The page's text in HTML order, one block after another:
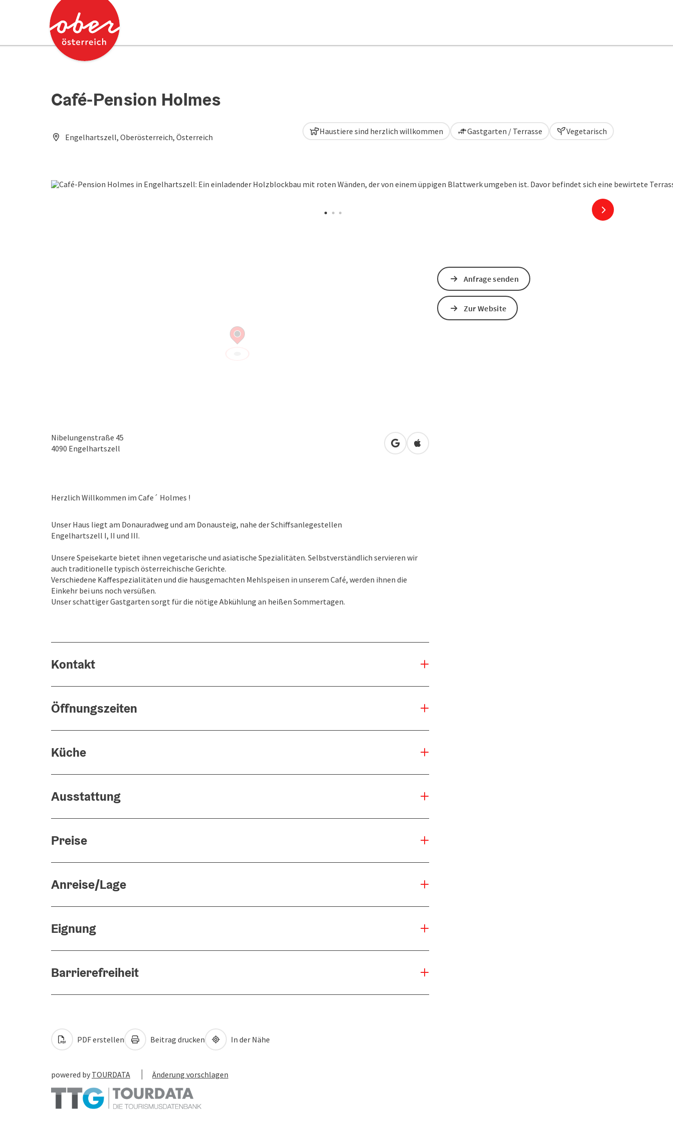
Zum Inhalt
Zum Seitenanfang Accesskey
Café-Pension Holmes
Engelhartszell, Oberösterreich, Österreich
nächstes Element
Haustiere sind herzlich willkommen Gastgarten / Terrasse Vegetarisch
Nibelungenstraße 45
4090 Engelhartszell in Google Maps öffnen
in Apple Maps öffnen
Herzlich Willkommen im Cafe´ Holmes !
Unser Haus liegt am Donauradweg und am Donausteig, nahe der Schiffsanlegestellen
Engelhartszell I, II und III.
Unsere Speisekarte bietet ihnen vegetarische und asiatische Spezialitäten. Selbstverständlich servieren wir
auch traditionelle typisch österreichische Gerichte.
Verschiedene Kaffespezialitäten und die hausgemachten Mehlspeisen in unserem Café, werden ihnen die
Einkehr bei uns noch versüßen.
Unser schattiger Gastgarten sorgt für die nötige Abkühlung an heißen Sommertagen.
Kontakt
Öffnungszeiten
Küche
Ausstattung
Preise
Anreise/Lage
Eignung
Barrierefreiheit
Anfrage senden
Zur Website
PDF erstellen Beitrag drucken In der Nähe
powered by TOURDATA Änderung vorschlagen